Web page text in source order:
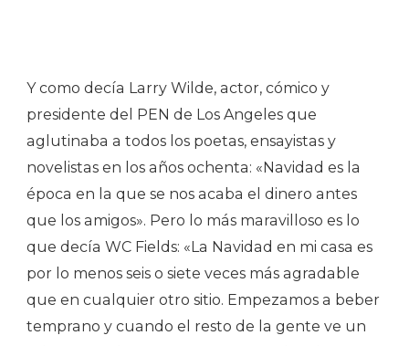
Y como decía Larry Wilde, actor, cómico y
presidente del PEN de Los Angeles que
aglutinaba a todos los poetas, ensayistas y
novelistas en los años ochenta: «Navidad es la
época en la que se nos acaba el dinero antes
que los amigos». Pero lo más maravilloso es lo
que decía WC Fields: «La Navidad en mi casa es
por lo menos seis o siete veces más agradable
que en cualquier otro sitio. Empezamos a beber
temprano y cuando el resto de la gente ve un